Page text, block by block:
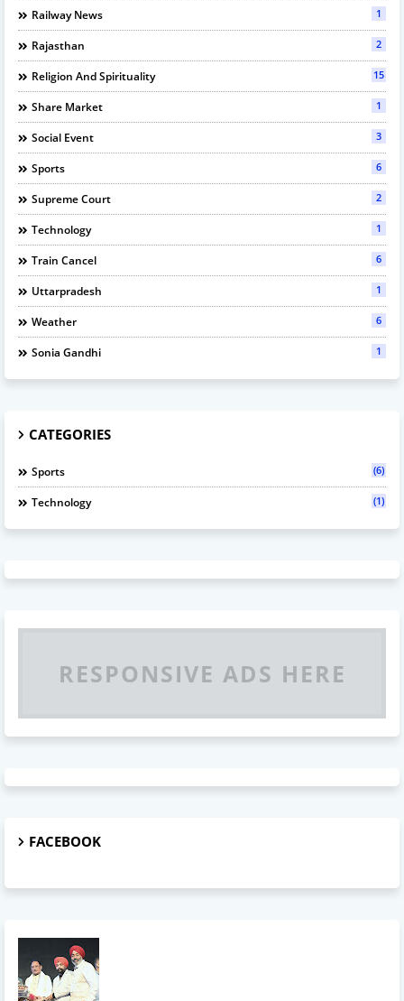
Railway News 1
Rajasthan 2
Religion And Spirituality 15
Share Market 1
Social Event 3
Sports 6
Supreme Court 2
Technology 1
Train Cancel 6
Uttarpradesh 1
Weather 6
Sonia Gandhi 1
CATEGORIES
Sports (6)
Technology (1)
RESPONSIVE ADS HERE
FACEBOOK